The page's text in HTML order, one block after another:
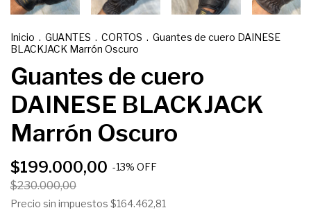
Inicio . GUANTES . CORTOS . Guantes de cuero DAINESE
BLACKJACK Marrón Oscuro
Guantes de cuero
DAINESE BLACKJACK
Marrón Oscuro
$199.000,00 -13% OFF
$230.000,00
Precio sin impuestos $164.462,81